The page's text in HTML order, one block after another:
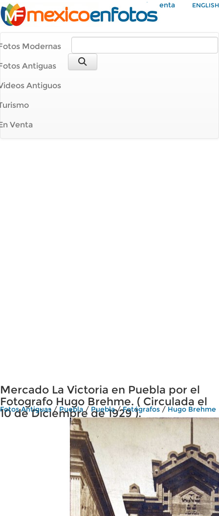
Mi Cuenta ENGLISH
Modernas
Antiguas
Antiguos
Venta
Mercado La Victoria en Puebla por el
Fotografo Hugo Brehme. ( Circulada el
10 de Diciembre de 1929 ).
Fotos Antiguas / Puebla/ Puebla/Fotógrafos / Hugo Brehme